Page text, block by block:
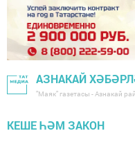
АЗНАКАЙ
"Маяк" газетасы - Азнакай
КЕШЕ ҺӘМ ЗАКОН